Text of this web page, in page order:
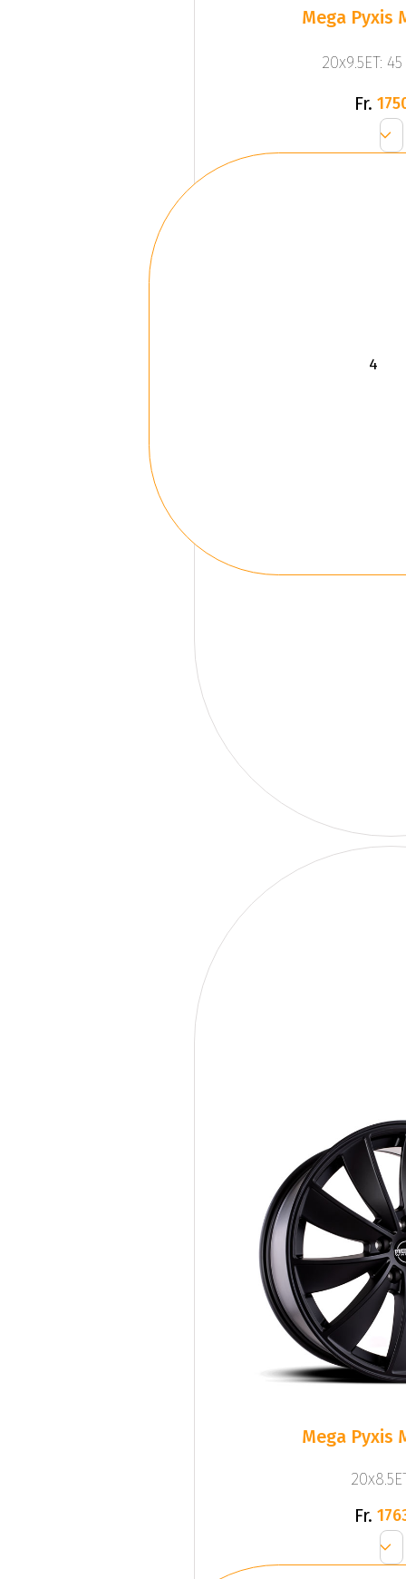
Mega Pyxis
20x9.5ET: 45
Fr.
Mega Pyxis
Fr.